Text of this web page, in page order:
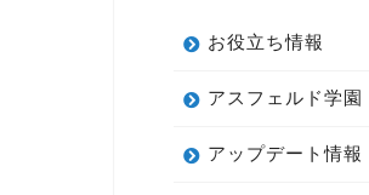
お役立ち情報
アスフェルド学園
アップデート情報